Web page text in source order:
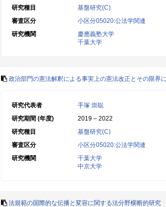
研究種目
基盤研究(C)
審査区分
小区分05020:公法学関連
研究機関
慶應義塾大学
千葉大学
政治部門の憲法解釈による事実上の憲法改正とその限界
研究代表者
手塚 崇聡
研究期間 (年度)
2019 – 2022
研究種目
基盤研究(C)
審査区分
小区分05020:公法学関連
研究機関
千葉大学
中京大学
法規範の国際的な伝播と変容に関する法分野横断的研究